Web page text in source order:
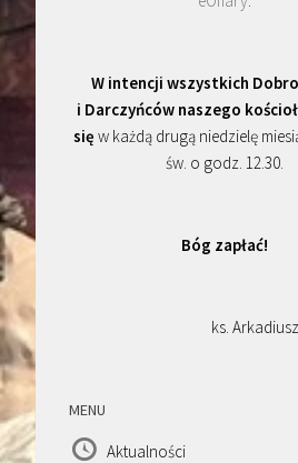
W intencji wszystkich
i Darczyńców naszego
się w każdą drugą niedzielę
św. o godz. 12.30.
Bóg zapłać!
ks.
MENU
Aktualności